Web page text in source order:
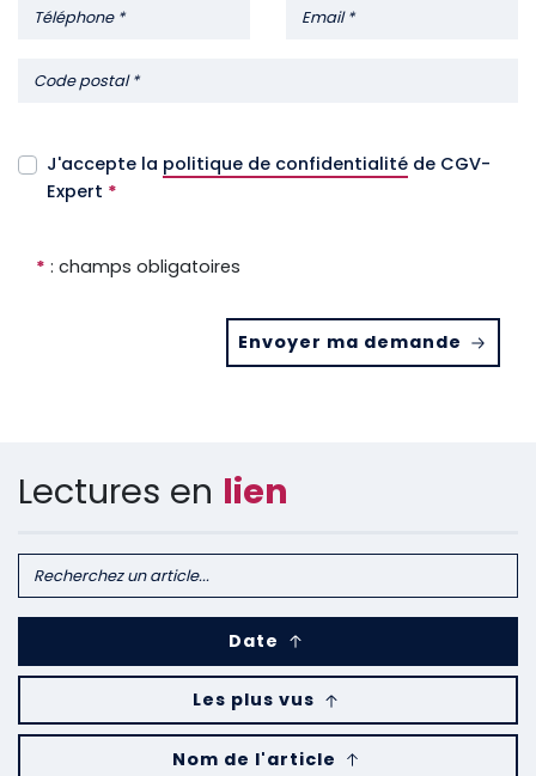
J'accepte la politique de confidentialité de CGV-
Expert *
* : champs obligatoires
Envoyer ma demande
Lectures en lien
Date
Les plus vus
Nom de l'article